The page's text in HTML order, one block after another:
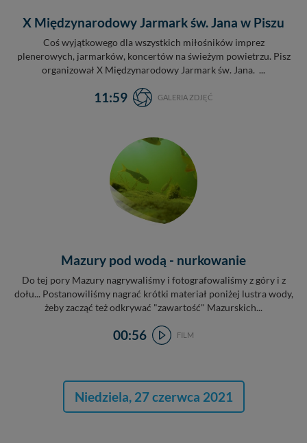
X Międzynarodowy Jarmark św. Jana w Piszu
Coś wyjątkowego dla wszystkich miłośników imprez
plenerowych, jarmarków, koncertów na świeżym powietrzu. Pisz
organizował X Międzynarodowy Jarmark św. Jana. ...
11:59 GALERIA ZDJĘĆ
Mazury pod wodą - nurkowanie
Do tej pory Mazury nagrywaliśmy i fotografowaliśmy z góry i z
dołu... Postanowiliśmy nagrać krótki materiał poniżej lustra wody,
żeby zacząć też odkrywać "zawartość" Mazurskich...
00:56 FILM
Niedziela, 27 czerwca 2021